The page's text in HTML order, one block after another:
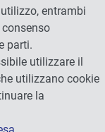
entrambi
parti.
utilizzare il
utilizzano cookie
la